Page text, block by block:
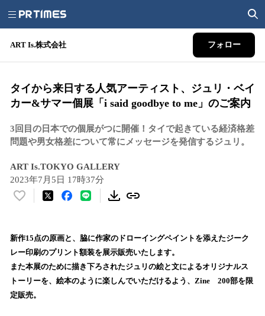
ART Is.株式会社 フォロー
タイから来日する人気アーティスト、ジュリ・ベイ
カー&サマー個展「i said goodbye to me」のご案内
3回目の日本での個展がつに開催！タイで起きている経済格差
問題や男女格差について常にメッセージを発信するジュリ。
ART Is.TOKYO GALLERY
2023年7月5日 17時37分
い
！
数
を
読
込
新作15点の原画と、脇に作家のドローイングペイントを添えたジーク
レー印刷のプリント額装を展示販売いたします。
また本展のために描き下ろされたジュリの絵と文によるオリジナルス
トーリーを、絵本のように楽しんでいただけるよう、Zine 200部を限
定販売。